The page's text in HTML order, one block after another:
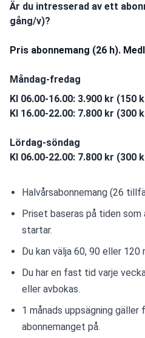
Är du intresserad av ett
gång/v)?
Pris abonnemang (26 h).
Måndag-fredag
Kl 06.00-16.00: 3.900 kr (150
Kl 16.00-22.00: 7.800 kr (300
Lördag-söndag
Kl 06.00-22.00: 7.800 kr (300
Halvårsabonnemang (26
Priset baseras på tiden
startar.
Du kan välja 60, 90 eller 120
Du har en fast tid varje
eller avbokas.
1 månads uppsägning
abonnemanget på.